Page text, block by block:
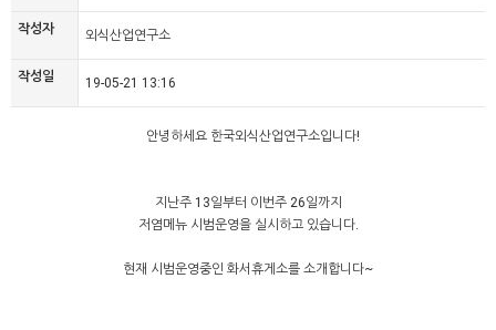
작성자 외식산업연구소
작성일 19-05-21 13:16
안녕하세요 한국외식산업연구소입니다!
지난주 13일부터 이번주 26일까지
저염메뉴 시범운영을 실시하고 있습니다.
현재 시범운영중인 화서휴게소를 소개합니다~